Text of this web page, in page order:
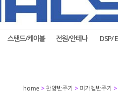
스탠드/케이블 전원/안테나 DSP/
home >찬양반주기 > 미가엘반주기 >